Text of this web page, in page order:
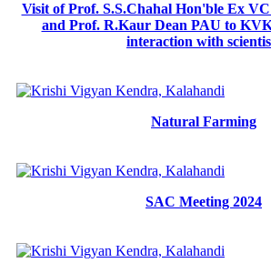
Visit of Prof. S.S.Chahal Hon'ble Ex
and Prof. R.Kaur Dean PAU to
interaction with
Natural Farming
SAC Meeting 2024